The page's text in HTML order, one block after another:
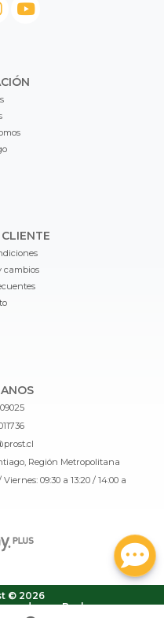
cambios
Región Metropolitana
09:30 a 13:20 / 14:00 a
© 2026
vendo conBsale